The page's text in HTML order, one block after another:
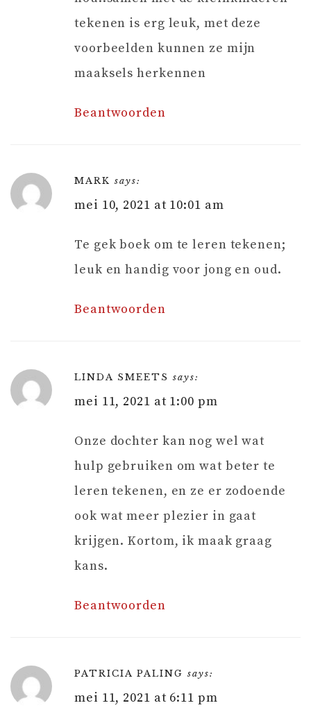
tekenen is erg leuk, met deze
voorbeelden kunnen ze mijn
maaksels herkennen
Beantwoorden
MARK says:
mei 10, 2021 at 10:01 am
Te gek boek om te leren tekenen;
leuk en handig voor jong en oud.
Beantwoorden
LINDA SMEETS says:
mei 11, 2021 at 1:00 pm
Onze dochter kan nog wel wat
hulp gebruiken om wat beter te
leren tekenen, en ze er zodoende
ook wat meer plezier in gaat
krijgen. Kortom, ik maak graag
kans.
Beantwoorden
PATRICIA PALING says:
mei 11, 2021 at 6:11 pm